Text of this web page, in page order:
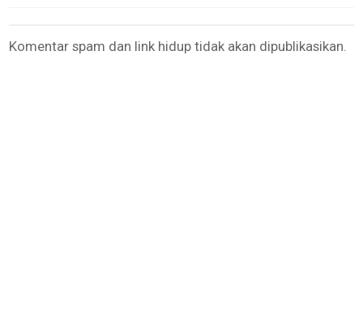
Komentar spam dan link hidup tidak akan dipublikasikan.